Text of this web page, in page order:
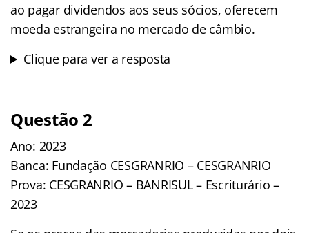
ao pagar dividendos aos seus sócios, oferecem
moeda estrangeira no mercado de câmbio.
Clique para ver a resposta
Questão 2
Ano: 2023
Banca: Fundação CESGRANRIO – CESGRANRIO
Prova: CESGRANRIO – BANRISUL – Escriturário –
2023